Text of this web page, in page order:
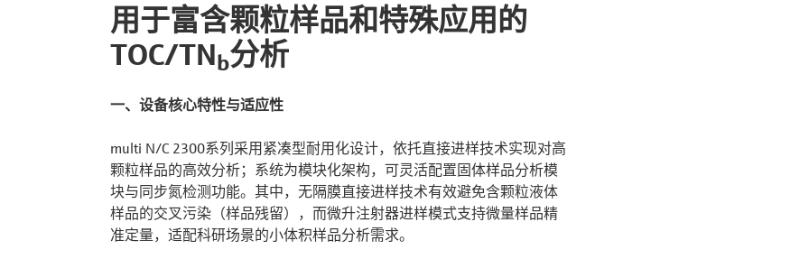
用于富含颗粒样品和特殊应用的
TOC/TNb分析
一、设备核心特性与适应性
multi N/C 2300系列采用紧凑型耐用化设计，依托直接进样技术实现对高
颗粒样品的高效分析；系统为模块化架构，可灵活配置固体样品分析模
块与同步氮检测功能。其中，无隔膜直接进样技术有效避免含颗粒液体
样品的交叉污染（样品残留），而微升注射器进样模式支持微量样品精
准定量，适配科研场景的小体积样品分析需求。